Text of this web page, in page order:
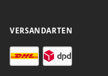
VERSANDARTEN